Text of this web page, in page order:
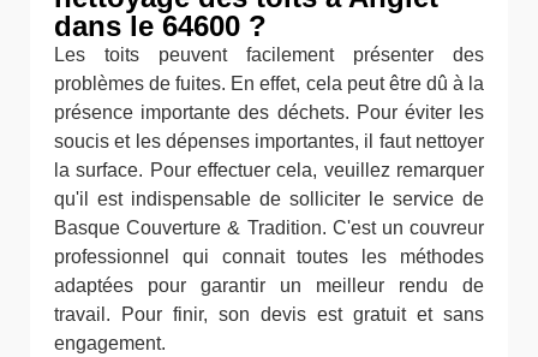
dans le 64600 ?
Les toits peuvent facilement présenter des
problèmes de fuites. En effet, cela peut être dû à la
présence importante des déchets. Pour éviter les
soucis et les dépenses importantes, il faut nettoyer
la surface. Pour effectuer cela, veuillez remarquer
qu'il est indispensable de solliciter le service de
Basque Couverture & Tradition. C'est un couvreur
professionnel qui connait toutes les méthodes
adaptées pour garantir un meilleur rendu de
travail. Pour finir, son devis est gratuit et sans
engagement.